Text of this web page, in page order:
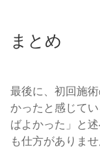
まとめ
最後に、初回施
かったと感じて
ばよかった」と
も仕方がありま